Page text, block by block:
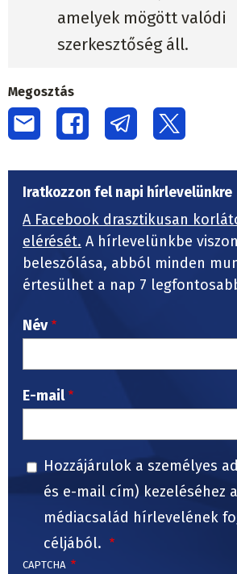
amelyek mögött valódi
szerkesztőség áll.
Megosztás
Iratkozzon fel napi hírlevelünkre
A Facebook drasztikusan
elérését. A hírlevelünkbe
beleszólása, abból minden
értesülhet a nap 7
Név
E-mail
Hozzájárulok a személyes
és e-mail cím) kezeléséhez a
médiacsalád hírlevelének
céljából.
CAPTCHA